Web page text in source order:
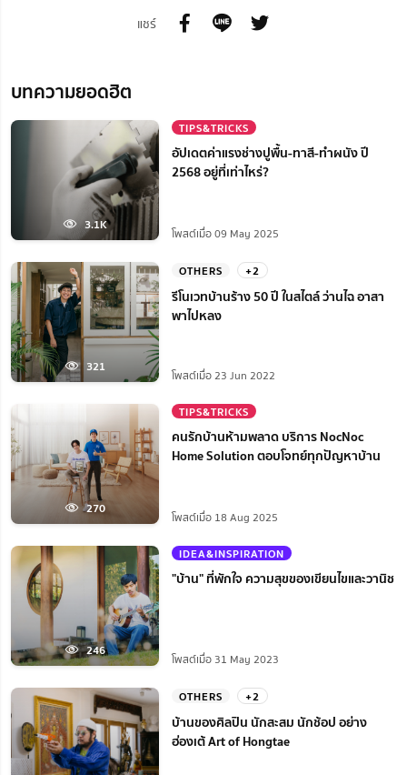
แชร์
บทความยอดฮิต
3.1K
TIPS&TRICKS
อัปเดตค่าแรงช่างปูพื้น-ทาสี-ทำผนัง ปี
2568 อยู่ที่เท่าไหร่?
โพสต์เมื่อ 09 May 2025
321
OTHERS +2
รีโนเวทบ้านร้าง 50 ปี ในสไตล์ ว่านไฉ อาสา
พาไปหลง
โพสต์เมื่อ 23 Jun 2022
270
TIPS&TRICKS
คนรักบ้านห้ามพลาด บริการ NocNoc
Home Solution ตอบโจทย์ทุกปัญหาบ้าน
โพสต์เมื่อ 18 Aug 2025
246
IDEA&INSPIRATION
"บ้าน" ที่พักใจ ความสุขของเขียนไขและวานิช
โพสต์เมื่อ 31 May 2023
OTHERS +2
บ้านของศิลปิน นักสะสม นักช้อป อย่าง
ฮ่องเต้ Art of Hongtae